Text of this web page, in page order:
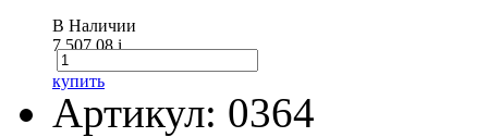
В Наличии
7 507.08i
купить
Артикул: 0364